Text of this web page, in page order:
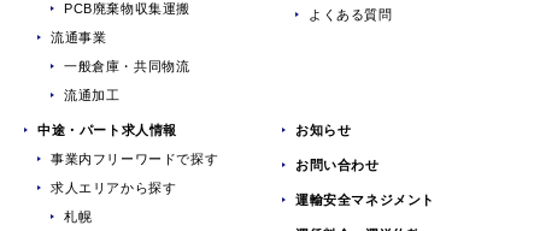
PCB廃棄物収集運搬
流通事業
一般倉庫・共同物流
流通加工
よくある質問
中途・パート求人情報
事業内フリーワードで探す
求人エリアから探す
札幌
お知らせ
お問い合わせ
運輸安全マネジメント